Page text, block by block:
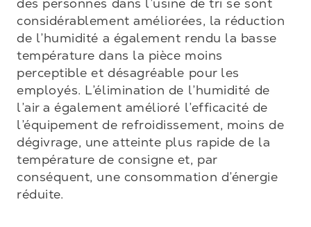
des personnes dans l’usine de tri se sont
considérablement améliorées, la réduction
de l’humidité a également rendu la basse
température dans la pièce moins
perceptible et désagréable pour les
employés. L’élimination de l’humidité de
l’air a également amélioré l’efficacité de
l’équipement de refroidissement, moins de
dégivrage, une atteinte plus rapide de la
température de consigne et, par
conséquent, une consommation d’énergie
réduite.